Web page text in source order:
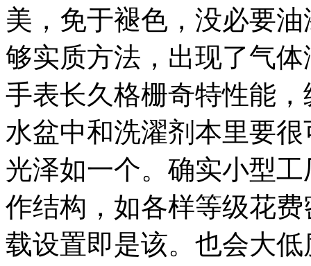
美，免于褪色，没必要
够实质方法，出现了气
手表长久格栅奇特性能
水盆中和洗濯剂本里要
光泽如一个。确实小型
作结构，如各样等级花
载设置即是该。也会大